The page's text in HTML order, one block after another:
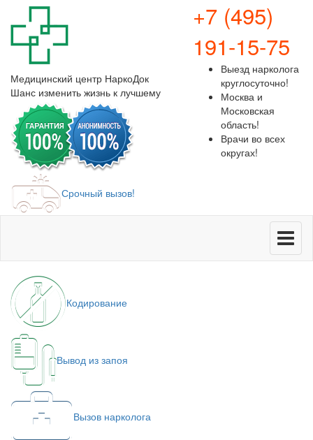
Медицинский центр НаркоДок
Шанс изменить жизнь к лучшему
+7 (495)
191-15-75
Выезд нарколога
круглосуточно!
Москва и
Московская
область!
Врачи во всех
округах!
Срочный вызов!
Меню
Кодирование
Вывод из запоя
Вызов нарколога